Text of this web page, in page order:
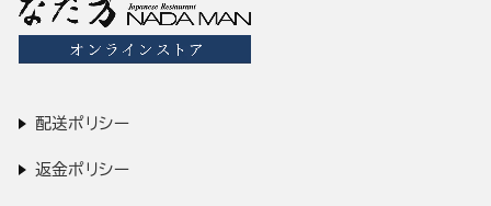
配送ポリシー
返金ポリシー